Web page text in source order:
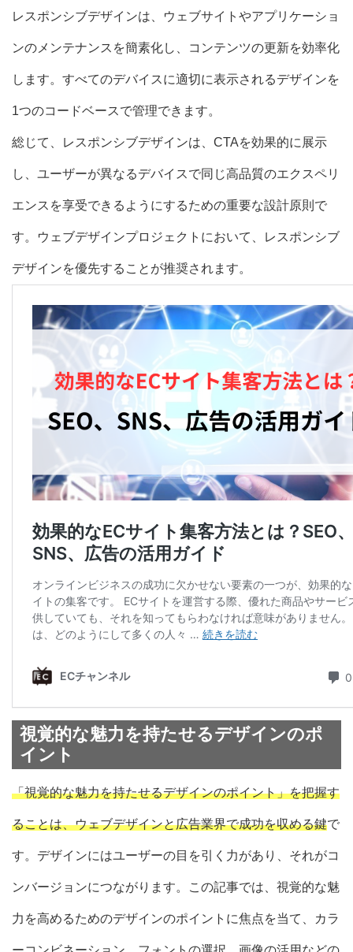
レスポンシブデザインは、ウェブサイトやアプリケーショ
ンのメンテナンスを簡素化し、コンテンツの更新を効率化
します。すべてのデバイスに適切に表示されるデザインを
1つのコードベースで管理できます。
総じて、レスポンシブデザインは、CTAを効果的に展示
し、ユーザーが異なるデバイスで同じ高品質のエクスペリ
エンスを享受できるようにするための重要な設計原則で
す。ウェブデザインプロジェクトにおいて、レスポンシブ
デザインを優先することが推奨されます。
視覚的な魅力を持たせるデザインのポ
イント
「視覚的な魅力を持たせるデザインのポイント」を把握す
ることは、ウェブデザインと広告業界で成功を収める鍵で
す。デザインにはユーザーの目を引く力があり、それがコ
ンバージョンにつながります。この記事では、視覚的な魅
力を高めるためのデザインのポイントに焦点を当て、カラ